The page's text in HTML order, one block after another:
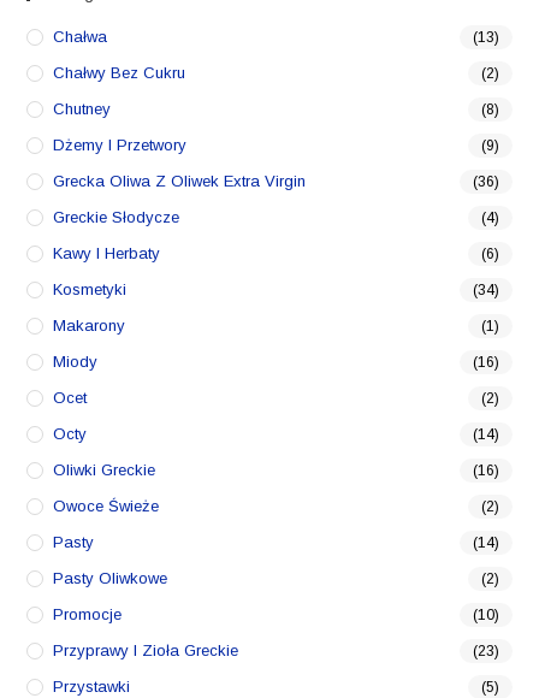
Chałwa (13)
Chałwy Bez Cukru (2)
Chutney (8)
Dżemy I Przetwory (9)
Grecka Oliwa Z Oliwek Extra Virgin (36)
Greckie Słodycze (4)
Kawy I Herbaty (6)
Kosmetyki (34)
Makarony (1)
Miody (16)
Ocet (2)
Octy (14)
Oliwki Greckie (16)
Owoce Świeże (2)
Pasty (14)
Pasty Oliwkowe (2)
Promocje (10)
Przyprawy I Zioła Greckie (23)
Przystawki (5)